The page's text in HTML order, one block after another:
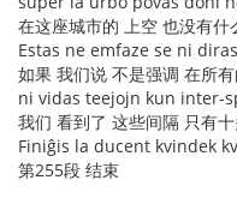
在这座城市的 上空 也没有什
Estas ne emfaze se ni
如果 我们说 不是强调 在所
ni vidas teejojn kun inter-
我们 看到了 这些间隔 只有十
Finiĝis la ducent kvindek
第255段 结束